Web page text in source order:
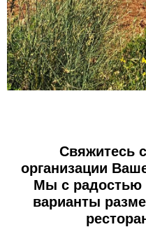
Свяжитесь
организации
Мы с радостью
варианты